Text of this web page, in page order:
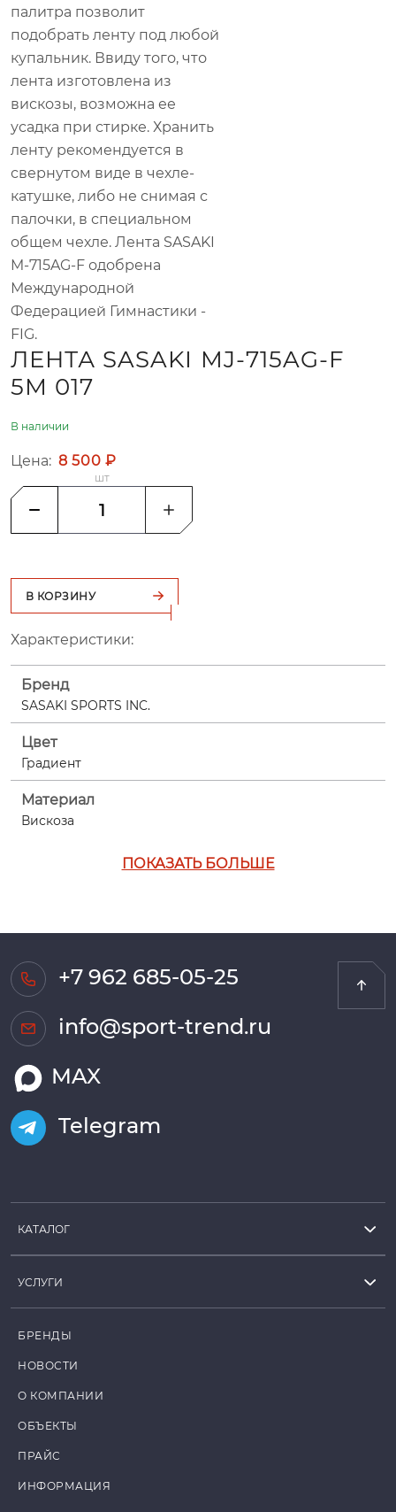
палитра позволит
подобрать ленту под любой
купальник. Ввиду того, что
лента изготовлена из
вискозы, возможна ее
усадка при стирке. Хранить
ленту рекомендуется в
свернутом виде в чехле-
катушке, либо не снимая с
палочки, в специальном
общем чехле. Лента SASAKI
M-715AG-F одобрена
Международной
Федерацией Гимнастики -
FIG.
ЛЕНТА SASAKI MJ-715AG-F
5М 017
В наличии
Цена: 8 500 ₽
шт
В КОРЗИНУ
Характеристики:
Бренд
SASAKI SPORTS INC.
Цвет
Градиент
Материал
Вискоза
ПОКАЗАТЬ БОЛЬШЕ
+7 962 685-05-25
info@sport-trend.ru
MAX
Telegram
КАТАЛОГ
УСЛУГИ
БРЕНДЫ
НОВОСТИ
О КОМПАНИИ
ОБЪЕКТЫ
ПРАЙС
ИНФОРМАЦИЯ